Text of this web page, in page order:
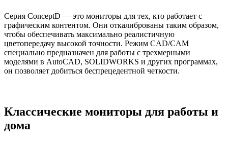
Серия ConceptD — это мониторы для тех, кто работает с
графическим контентом. Они откалиброваны таким образом,
чтобы обеспечивать максимально реалистичную
цветопередачу высокой точности. Режим CAD/CAM
специально предназначен для работы с трехмерными
моделями в AutoCAD, SOLIDWORKS и других программах,
он позволяет добиться беспрецедентной четкости.
Классические мониторы для работы и
дома